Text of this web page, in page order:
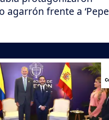
agarrón frente a